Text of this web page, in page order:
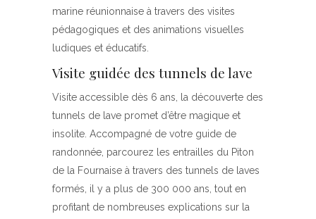
marine réunionnaise à travers des visites
pédagogiques et des animations visuelles
ludiques et éducatifs.
Visite guidée des tunnels de lave
Visite accessible dès 6 ans, la découverte des
tunnels de lave promet d’être magique et
insolite. Accompagné de votre guide de
randonnée, parcourez les entrailles du Piton
de la Fournaise à travers des tunnels de laves
formés, il y a plus de 300 000 ans, tout en
profitant de nombreuses explications sur la